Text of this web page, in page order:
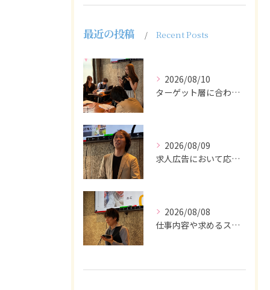
最近の投稿 Recent Posts
2026/08/10
ターゲット層に合わせた言葉遣いや表現も重要です。
2026/08/09
求人広告において応募者の質を大きく左右するのは、求人内容の充...
2026/08/08
仕事内容や求めるスキルを明確にし、ターゲット層に響くメッセー...